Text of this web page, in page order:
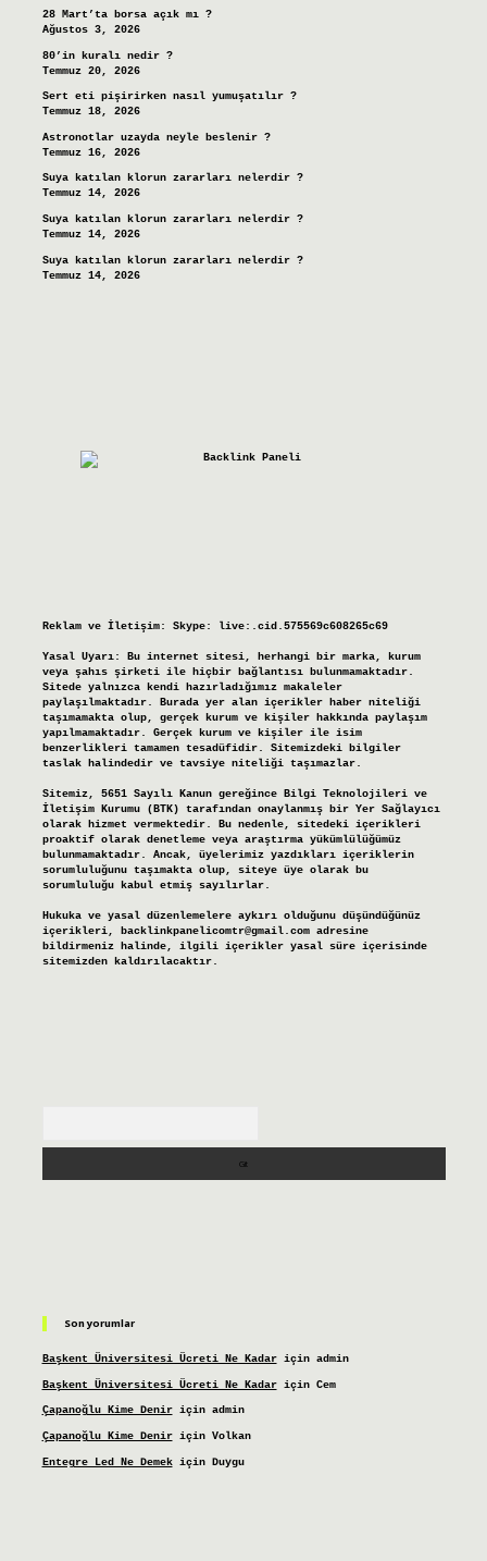
28 Mart’ta borsa açık mı ?
Ağustos 3, 2026
80’in kuralı nedir ?
Temmuz 20, 2026
Sert eti pişirirken nasıl yumuşatılır ?
Temmuz 18, 2026
Astronotlar uzayda neyle beslenir ?
Temmuz 16, 2026
Suya katılan klorun zararları nelerdir ?
Temmuz 14, 2026
Suya katılan klorun zararları nelerdir ?
Temmuz 14, 2026
Suya katılan klorun zararları nelerdir ?
Temmuz 14, 2026
Reklam ve İletişim: Skype: live:.cid.575569c608265c69
Yasal Uyarı:
Bu internet sitesi, herhangi bir marka, kurum
veya şahıs şirketi ile hiçbir bağlantısı bulunmamaktadır.
Sitede yalnızca kendi hazırladığımız makaleler
paylaşılmaktadır. Burada yer alan içerikler haber niteliği
taşımamakta olup, gerçek kurum ve kişiler hakkında paylaşım
yapılmamaktadır. Gerçek kurum ve kişiler ile isim
benzerlikleri tamamen tesadüfidir. Sitemizdeki bilgiler
taslak halindedir ve tavsiye niteliği taşımazlar.
Sitemiz, 5651 Sayılı Kanun gereğince Bilgi Teknolojileri ve
İletişim Kurumu (BTK) tarafından onaylanmış bir Yer Sağlayıcı
olarak hizmet vermektedir. Bu nedenle, sitedeki içerikleri
proaktif olarak denetleme veya araştırma yükümlülüğümüz
bulunmamaktadır. Ancak, üyelerimiz yazdıkları içeriklerin
sorumluluğunu taşımakta olup, siteye üye olarak bu
sorumluluğu kabul etmiş sayılırlar.
Hukuka ve yasal düzenlemelere aykırı olduğunu düşündüğünüz
içerikleri, backlinkpanelicomtr@gmail.comadresine
bildirmeniz halinde, ilgili içerikler yasal süre içerisinde
sitemizden kaldırılacaktır.
Son yorumlar
Başkent Üniversitesi Ücreti Ne Kadariçin admin
Başkent Üniversitesi Ücreti Ne Kadariçin Cem
Çapanoğlu Kime Deniriçin admin
Çapanoğlu Kime Deniriçin Volkan
Entegre Led Ne Demekiçin Duygu